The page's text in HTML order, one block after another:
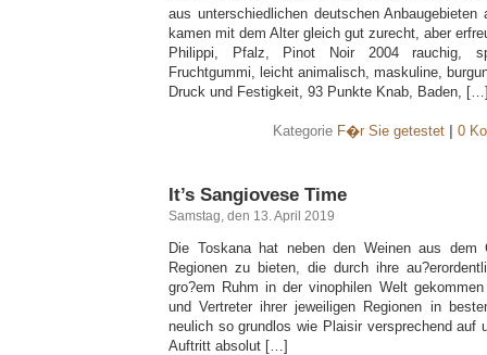
aus unterschiedlichen deutschen
kamen mit dem Alter gleich gut zurecht, aber
Philippi, Pfalz, Pinot Noir 2004 rauchig,
Fruchtgummi, leicht animalisch, maskuline,
Druck und Festigkeit, 93 Punkte Knab, Baden,
Kategorie F�r Sie getestet 0
It’s Sangiovese Time
Samstag, den 13. April 2019
Die Toskana hat neben den Weinen aus dem
Regionen zu bieten, die durch ihre
gro?em Ruhm in der vinophilen Welt
und Vertreter ihrer jeweiligen Regionen in
neulich so grundlos wie Plaisir versprechend auf
Auftritt absolut […]